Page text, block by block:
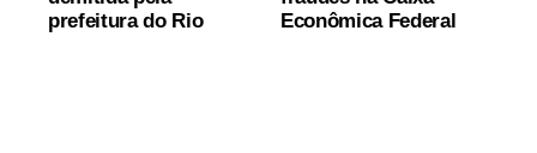
prefeitura do Rio
Econômica Federal